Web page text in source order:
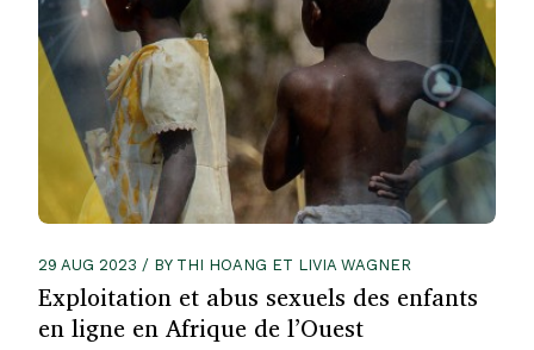
29 AUG 2023 / BY THI HOANG ET LIVIA WAGNER
Exploitation et abus sexuels des enfants
en ligne en Afrique de l’Ouest